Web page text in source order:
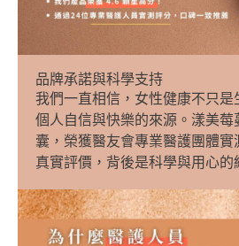
品牌承諾與科學支持
我們一直相信，女性健康不只是
個人自信與快樂的來源。漾美莓
囊，榮獲醫友會專業醫護團體實
真實評價，背後是科學與用心的